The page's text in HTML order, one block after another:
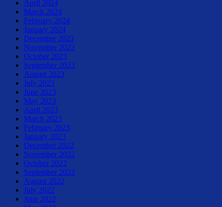
April 2024
March 2024
February 2024
January 2024
December 2023
November 2023
October 2023
September 2023
August 2023
July 2023
June 2023
May 2023
April 2023
March 2023
February 2023
January 2023
December 2022
November 2022
October 2022
September 2022
August 2022
July 2022
June 2022